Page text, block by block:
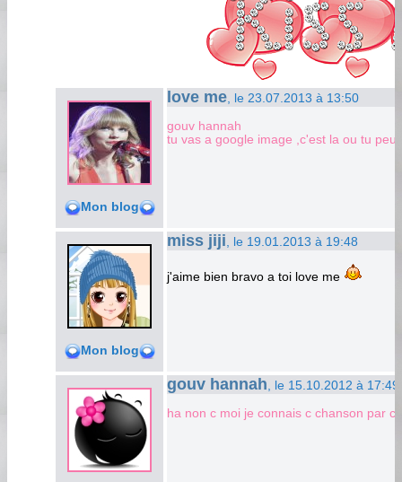
Mon blog
love me , le 23.07.2013 à 13:50
gouv hannah
tu vas a google image ,c'est la ou tu
Mon blog
miss jiji , le 19.01.2013 à 19:48
j'aime bien bravo a toi love me
gouv hannah , le 15.10.2012 à 17:49
ha non c moi je connais c chanson par